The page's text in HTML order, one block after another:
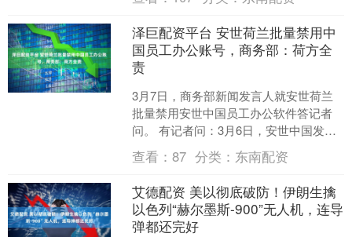
日....
泽巨配资平台 安世荷兰批量禁用中
国员工办公账号，商务部：荷方全
责
3月7日，商务部新闻发言人就安世荷兰
批量禁用安世中国员工办公软件答记者
问。 有记者问：3月6日，安世中国发布
客户公告称，近期安世荷兰批量禁用安
世中国员工办公账号....
查看：87 分类： 东南配资
艾德配资 美以彻底破防！伊朗生擒
以色列“赫尔墨斯-900”无人机，连导
弹都还完好